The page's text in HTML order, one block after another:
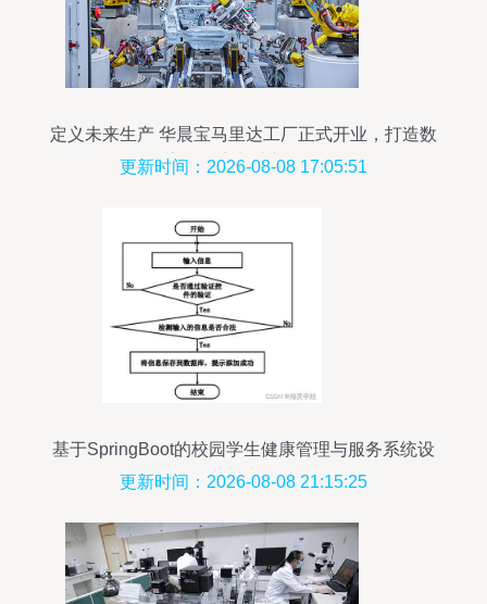
定义未来生产 华晨宝马里达工厂正式开业，打造数
字化汽车制造新标杆
更新时间：2026-08-08 17:05:51
基于SpringBoot的校园学生健康管理与服务系统设
计与实现
更新时间：2026-08-08 21:15:25